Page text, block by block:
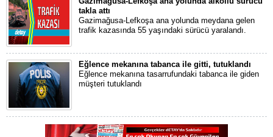
takla attı
Gazimağusa-Lefkoşa ana yolunda meydana gelen
trafik kazasında 55 yaşındaki sürücü yaralandı.
Eğlence mekanına tabanca ile gitti, tutuklandı
Eğlence mekanına tasarrufundaki tabanca ile giden
müşteri tutuklandı